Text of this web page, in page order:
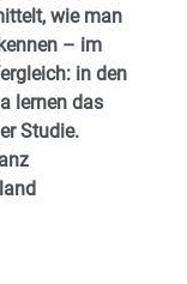
wie man
– im
in den
lernen das
Studie.